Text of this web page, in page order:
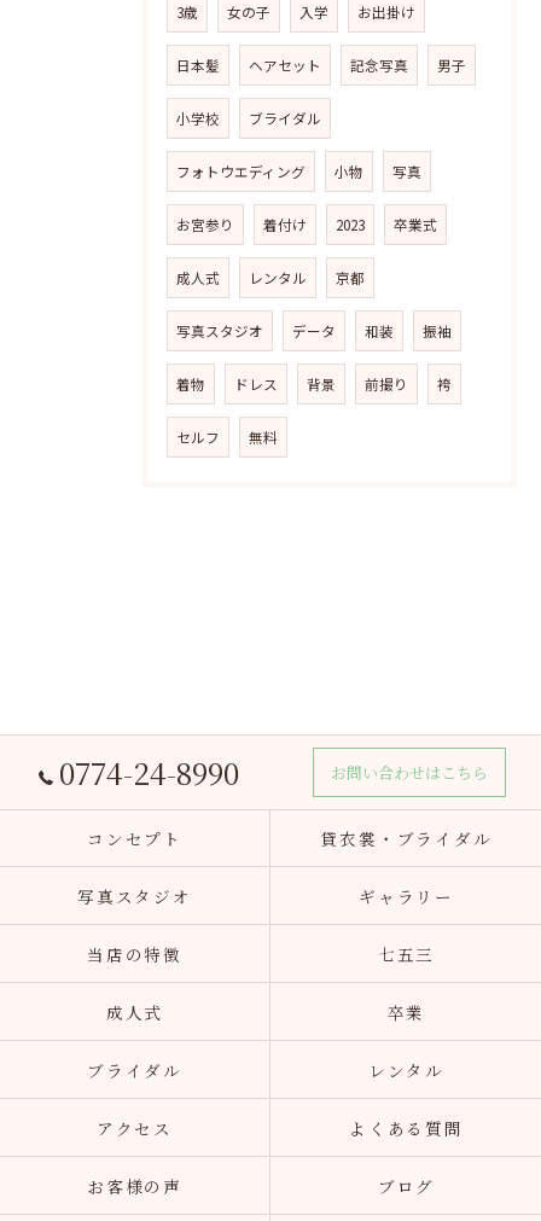
3歳 女の子 入学 お出掛け
日本髪 ヘアセット 記念写真 男子
小学校 ブライダル
フォトウエディング 小物 写真
お宮参り 着付け 2023 卒業式
成人式 レンタル 京都
写真スタジオ データ 和装 振袖
着物 ドレス 背景 前撮り 袴
セルフ 無料
0774-24-8990 お問い合わせはこちら
コンセプト 貸衣裳・ブライダル
写真スタジオ ギャラリー
当店の特徴 七五三
成人式 卒業
ブライダル レンタル
アクセス よくある質問
お客様の声 ブログ